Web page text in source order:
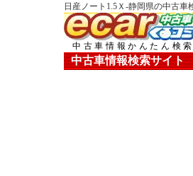
日産ノート1.5Ｘ-静岡県の中古車
中古車情報かんたん検索
中古車情報検索サイト